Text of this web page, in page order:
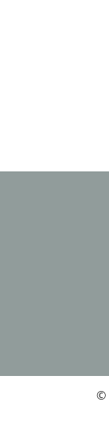
©